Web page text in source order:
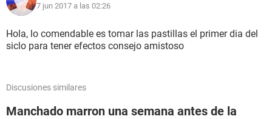
7 jun 2017 a las 02:26
Hola, lo comendable es tomar las pastillas el primer dia del
siclo para tener efectos consejo amistoso
Discusiones similares
Manchado marron una semana antes de la